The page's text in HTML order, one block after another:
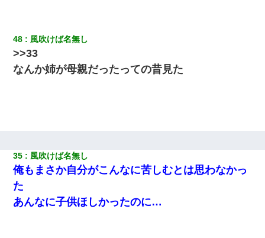
48 風吹けば名無し
>>33
なんか姉が母親だったっての昔見た
35 風吹けば名無し
俺もまさか自分がこんなに苦しむとは思わなかっ
た
あんなに子供ほしかったのに…